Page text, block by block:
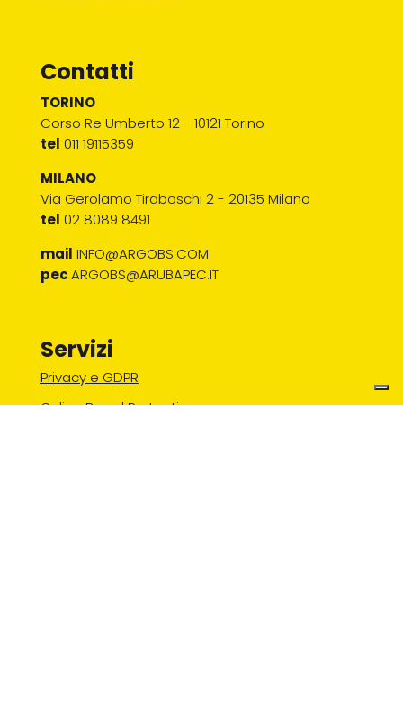
Contatti
TORINO
Corso Re Umberto 12 - 10121 Torino
tel 011 19115359
MILANO
Via Gerolamo Tiraboschi 2 - 20135 Milano
tel 02 8089 8491
mail INFO@ARGOBS.COM
pecARGOBS@ARUBAPEC.IT
Servizi
Privacy e GDPR
Online Brand Protection